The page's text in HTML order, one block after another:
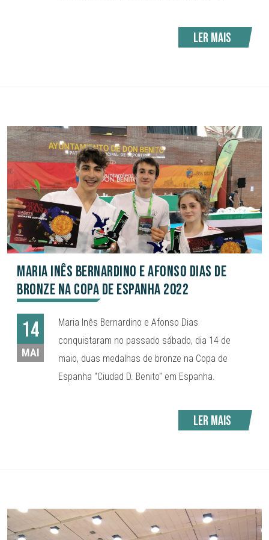
Ler mais
Maria Inês Bernardino e Afonso Dias de
Bronze na Copa de Espanha 2022
14
MAI
Maria Inês Bernardino e Afonso Dias
conquistaram no passado sábado, dia 14 de
maio, duas medalhas de bronze na Copa de
Espanha "Ciudad D. Benito" em Espanha.
Ler mais